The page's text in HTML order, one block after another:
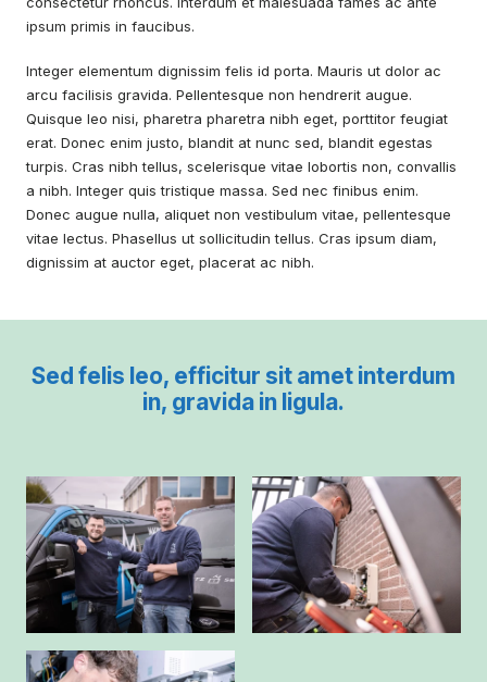
ipsum primis in faucibus.
Integer elementum dignissim felis id porta. Mauris ut dolor ac
arcu facilisis gravida. Pellentesque non hendrerit augue.
Quisque leo nisi, pharetra pharetra nibh eget, porttitor feugiat
erat. Donec enim justo, blandit at nunc sed, blandit egestas
turpis. Cras nibh tellus, scelerisque vitae lobortis non, convallis
a nibh. Integer quis tristique massa. Sed nec finibus enim.
Donec augue nulla, aliquet non vestibulum vitae, pellentesque
vitae lectus. Phasellus ut sollicitudin tellus. Cras ipsum diam,
dignissim at auctor eget, placerat ac nibh.
Sed felis leo, efficitur sit amet interdum
in, gravida in ligula.